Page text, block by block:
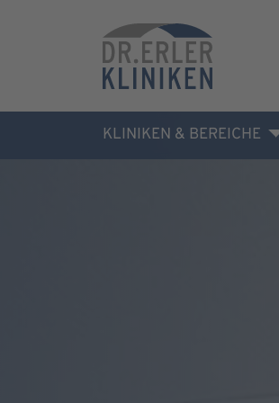
KLINIKEN & BEREICHE